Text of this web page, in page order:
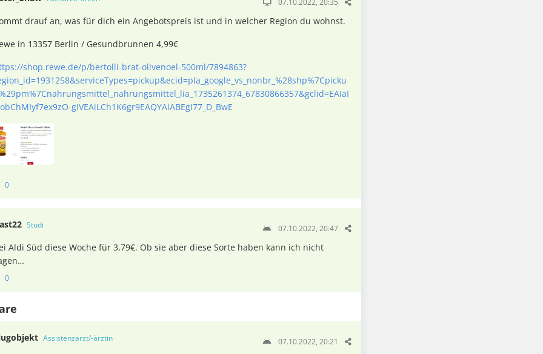
drauf an, was für dich ein Angebotspreis ist und in welcher Region du wohnst.
in 13357 Berlin / Gesundbrunnen 4,99€
shop.rewe.de/p/bertolli-brat-olivenoel-500ml/7894863?
gIVEAiLCh1K6gr9EAQYAiABEgI77_D_BwE
0
Studi 07.10.2022, 20:47
Aldi Süd diese Woche für 3,79€. Ob sie aber diese Sorte haben kann ich nicht
0
Assistenzarzt/-ärztin 07.10.2022, 20:21